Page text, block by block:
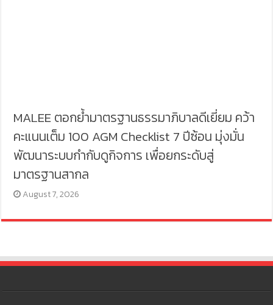
MALEE ตอกย้ำมาตรฐานธรรมาภิบาลดีเยี่ยม คว้า
คะแนนเต็ม 100 AGM Checklist 7 ปีซ้อน มุ่งมั่น
พัฒนาระบบกำกับดูกิจการ เพื่อยกระดับสู่
มาตรฐานสากล
August 7, 2026